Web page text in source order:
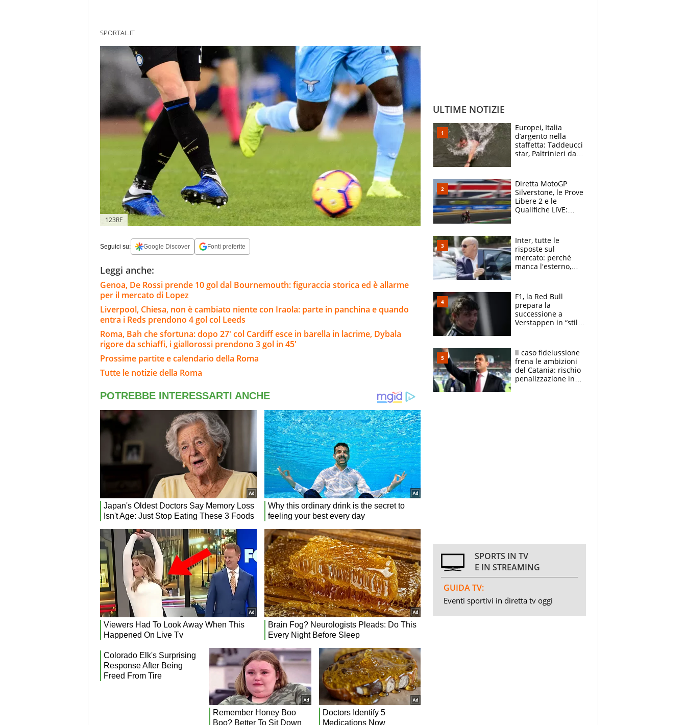
SPORTAL.IT
123RF
Seguici su: Google Discover Fonti preferite
Leggi anche:
Genoa, De Rossi prende 10 gol dal Bournemouth: figuraccia storica ed è allarme
per il mercato di Lopez
Liverpool, Chiesa, non è cambiato niente con Iraola: parte in panchina e quando
entra i Reds prendono 4 gol col Leeds
Roma, Bah che sfortuna: dopo 27' col Cardiff esce in barella in lacrime, Dybala
rigore da schiaffi, i giallorossi prendono 3 gol in 45'
Prossime partite e calendario della Roma
Tutte le notizie della Roma
ULTIME NOTIZIE
Europei, Italia
d’argento nella
staffetta: Taddeucci
star, Paltrinieri da
Padre Pio
Diretta MotoGP
Silverstone, le Prove
Libere 2 e le
Qualifiche LIVE:
Inter, tutte le
risposte sul
mercato: perchè
manca l'esterno,
vero obiettivo di
Marotta
F1, la Red Bull
prepara la
successione a
Verstappen in “stile
attacco all’Italia
Il caso fideiussione
frena le ambizioni
del Catania: rischio
penalizzazione in
SPORTS IN TV
E IN STREAMING
GUIDA TV:
Eventi sportivi in diretta tv oggi